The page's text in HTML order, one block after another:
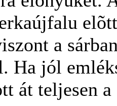
a
Ha jól
át teljesen